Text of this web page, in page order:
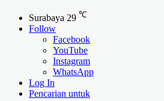
Surabaya 29 ℃
Follow
Facebook
YouTube
Instagram
WhatsApp
Log In
Pencarian untuk